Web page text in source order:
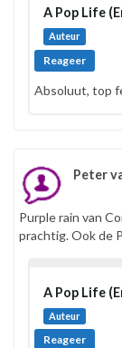
A Pop Life
Auteur
Reageer
Absoluut, top
Peter
Purple rain van
prachtig. Ook de
A Pop Life
Auteur
Reageer